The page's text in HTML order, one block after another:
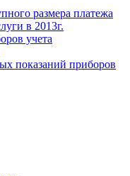
размера платежа
в 2013г.
учета
показаний приборов